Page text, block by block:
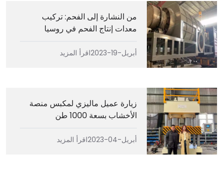
من النشارة إلى الفحم: تركيب
معدات إنتاج الفحم في روسيا
أبريل-19-2023 اقرأ المزيد
زيارة عميل ماليزي لمكبس منصة
الأخشاب بسعة 1000 طن
أبريل-04-2023 اقرأ المزيد